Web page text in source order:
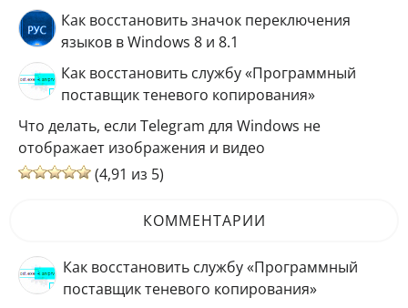
Как восстановить значок переключения
языков в Windows 8 и 8.1
Как восстановить службу «Программный
поставщик теневого копирования»
Что делать, если Telegram для Windows не
отображает изображения и видео
(4,91 из 5)
КОММЕНТАРИИ
Как восстановить службу «Программный
поставщик теневого копирования»